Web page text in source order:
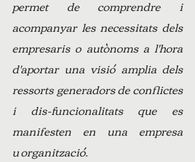
permet de comprendre i
acompanyar les necessitats dels
empresaris o autònoms a l'hora
d'aportar una visió amplia dels
ressorts generadors de conflictes
i dis-funcionalitats que es
manifesten en una empresa
u organització.